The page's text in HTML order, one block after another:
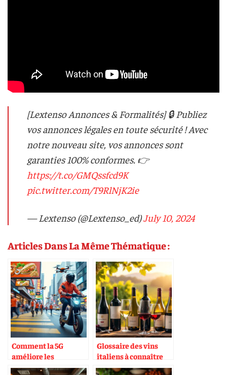
[Lextenso Annonces & Formalités] 🔒 Publiez
vos annonces légales en toute sécurité ! Avec
notre nouveau site, vos annonces sont
garanties 100% conformes. 👉
https://t.co/GMQssfcd9K
pic.twitter.com/T9RlNjK2ie
— Lextenso (@Lextenso_ed)July 10, 2024
Articles Dans La Même Thématique :
Comment la 5G
améliore les
livraisons de plats
Glossaire des vins
italiens à connaître